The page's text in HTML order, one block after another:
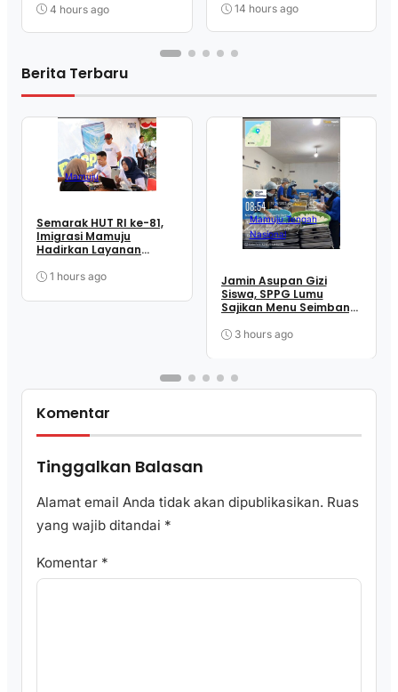
Bijak, Tapi Jangan Ragu
4 hours ago
Layanan ke Masyarakat
14 hours ago
Berita Terbaru
Mamuju
Semarak HUT RI ke-81,
Imigrasi Mamuju
Hadirkan Layanan
Day1 hours ago
Mamuju Tengah
Nasional
Jamin Asupan Gizi
Siswa, SPPG Lumu
Sajikan Menu Seimbang
3 hours ago
Komentar
Tinggalkan Balasan
Alamat email Anda tidak akan dipublikasikan. Ruas
yang wajib ditandai *
Komentar *